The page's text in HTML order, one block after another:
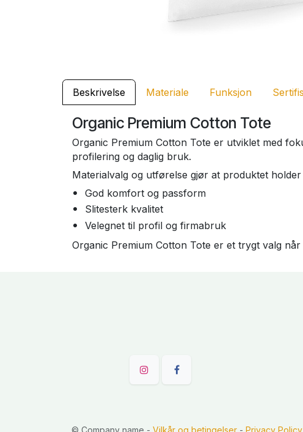
Beskrivelse Materiale Funksjon
Organic Premium Cotton Tote
Organic Premium Cotton Tote er utviklet med
profilering og daglig bruk.
Materialvalg og utførelse gjør at produktet
God komfort og passform
Slitesterk kvalitet
Velegnet til profil og firmabruk
Organic Premium Cotton Tote er et trygt valg
© Company name - Vilkår og betingelser - Privacy Policy